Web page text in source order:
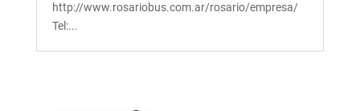
http://www.rosariobus.com.ar/rosario/empresa/
Tel:...